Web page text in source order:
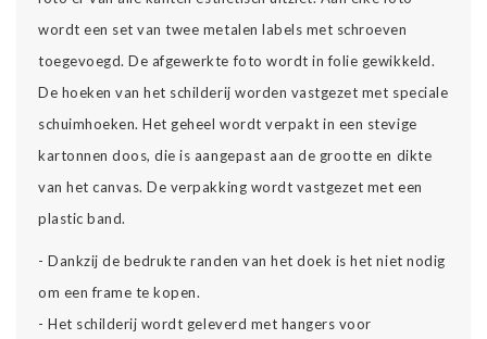
wordt een set van twee metalen labels met schroeven
toegevoegd. De afgewerkte foto wordt in folie gewikkeld.
De hoeken van het schilderij worden vastgezet met speciale
schuimhoeken. Het geheel wordt verpakt in een stevige
kartonnen doos, die is aangepast aan de grootte en dikte
van het canvas. De verpakking wordt vastgezet met een
plastic band.
- Dankzij de bedrukte randen van het doek is het niet nodig
om een frame te kopen.
- Het schilderij wordt geleverd met hangers voor